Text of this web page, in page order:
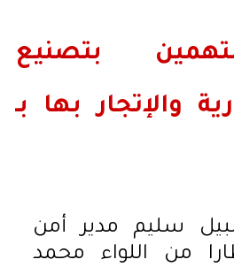
بتصنيع
والإتجار بها بـ
نبيل سليم مدير أمن
من اللواء محمد